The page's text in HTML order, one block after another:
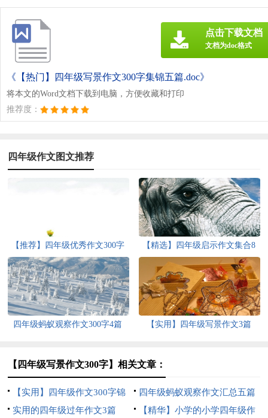
《【热门】四年级写景作文300字集锦五篇.doc》
将本文的Word文档下载到电脑，方便收藏和打印
推荐度：
点击下载文档
文档为doc格式
四年级作文图文推荐
【推荐】四年级优秀作文300字
汇编9篇
【精选】四年级启示作文集合8
篇
四年级蚂蚁观察作文300字4篇 【实用】四年级写景作文3篇
【四年级写景作文300字】相关文章：
【实用】四年级作文300字锦
集5篇
四年级蚂蚁观察作文汇总五篇
实用的四年级过年作文3篇
【精华】小学的小学四年级作